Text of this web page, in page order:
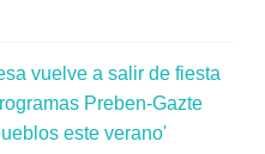
vuelve a salir de fiesta
Preben-Gazte
este verano'